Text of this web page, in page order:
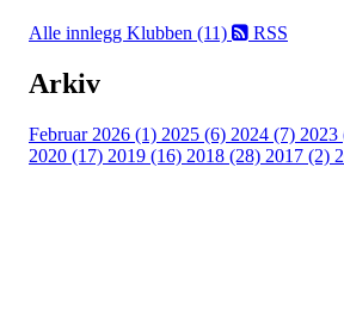
Alle innlegg Klubben (11) RSS
Arkiv
Februar 2026 (1) 2025 (6) 2024 (7) 2023
2020 (17) 2019 (16) 2018 (28) 2017 (2)